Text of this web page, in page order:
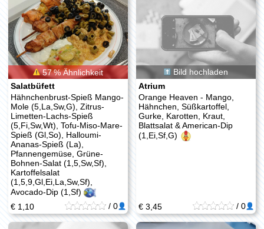
57 % Ähnlichkeit
Salatbüfett
Hähnchenbrust-Spieß Mango-
Mole (5,La,Sw,G), Zitrus-
Limetten-Lachs-Spieß
(5,Fi,Sw,Wt), Tofu-Miso-Mare-
Spieß (Gl,So), Halloumi-
Ananas-Spieß (La),
Pfannengemüse, Grüne-
Bohnen-Salat (1,5,Sw,Sf),
Kartoffelsalat
(1,5,9,Gl,Ei,La,Sw,Sf),
Avocado-Dip (1,Sf)
€ 1,10
/ 0
Bild hochladen
Atrium
Orange Heaven - Mango,
Hähnchen, Süßkartoffel,
Gurke, Karotten, Kraut,
Blattsalat & American-Dip
(1,Ei,Sf,G)
€ 3,45 / 0